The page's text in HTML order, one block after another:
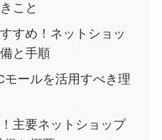
こと
すめ！ネットショッ
と手順
ールを活用すべき理
主要ネットショップ